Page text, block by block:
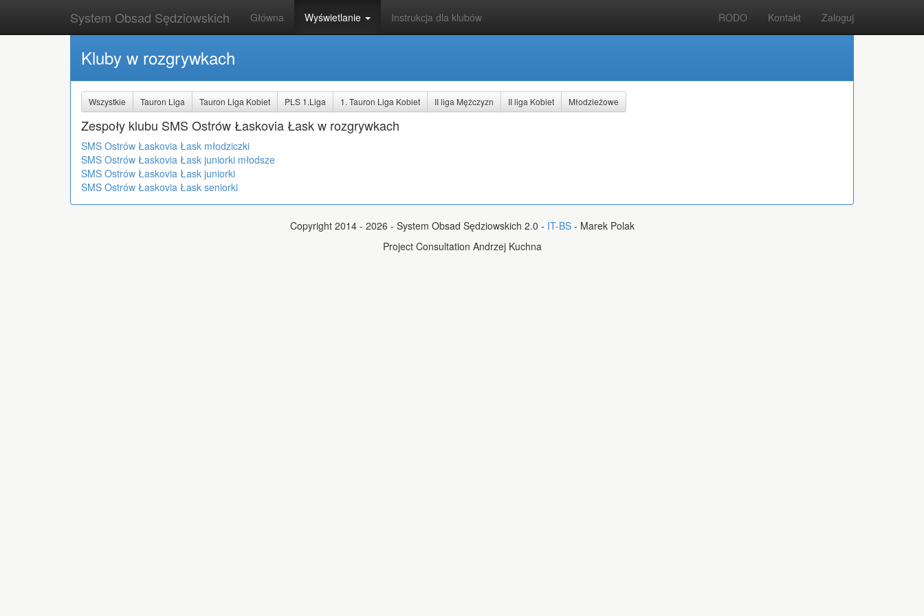
System Obsad Sędziowskich Główna Wyświetlanie Instrukcja dla klubów RODO Kontakt Zaloguj
Kluby w rozgrywkach
Wszystkie Tauron Liga Tauron Liga Kobiet PLS 1.Liga 1. Tauron Liga Kobiet II liga Mężczyzn II liga Kobiet Młodzieżowe
Zespoły klubu SMS Ostrów Łaskovia Łask w rozgrywkach
SMS Ostrów Łaskovia Łask młodziczki
SMS Ostrów Łaskovia Łask juniorki młodsze
SMS Ostrów Łaskovia Łask juniorki
SMS Ostrów Łaskovia Łask seniorki
Copyright 2014 - 2026 - System Obsad Sędziowskich 2.0 - IT-BS- Marek Polak
Project Consultation Andrzej Kuchna